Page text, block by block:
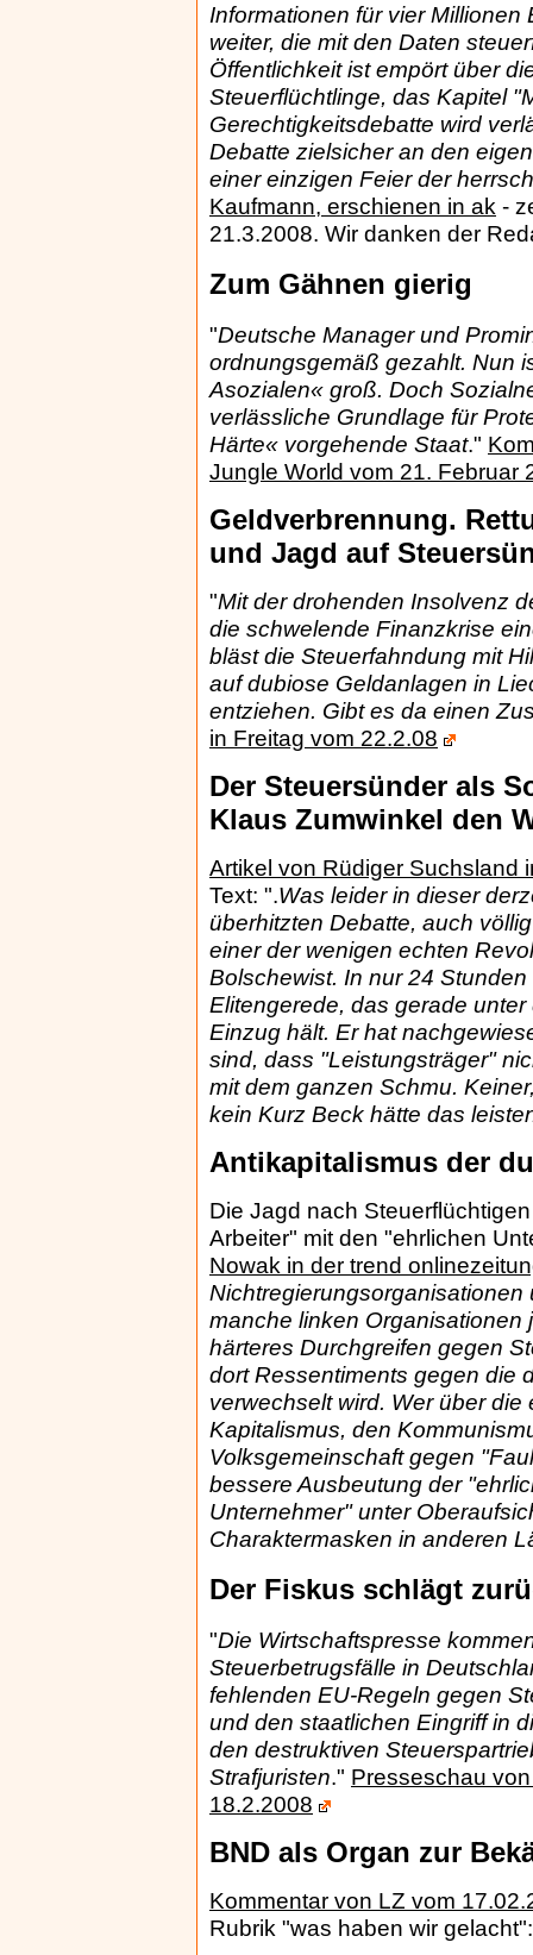
Informationen für vier
weiter, die mit den Daten
Öffentlichkeit ist empört über
Steuerflüchtlinge, das Kapitel
Gerechtigkeitsdebatte wird
Debatte zielsicher an den
einer einzigen Feier der
Kaufmann, erschienen in ak -
21.3.2008. Wir danken der
Zum Gähnen gierig
"Deutsche Manager und
ordnungsgemäß gezahlt. Nun
Asozialen« groß. Doch
verlässliche Grundlage für
Härte« vorgehende Staat."
Jungle World vom 21. Februar
Geldverbrennung.
und Jagd auf
"Mit der drohenden Insolvenz
die schwelende Finanzkrise
bläst die Steuerfahndung mit
auf dubiose Geldanlagen in
entziehen. Gibt es da einen
in Freitag vom 22.2.08
Der Steuersünder als
Klaus Zumwinkel den
Artikel von Rüdiger Suchsland
Text: ".Was leider in dieser
überhitzten Debatte, auch
einer der wenigen echten
Bolschewist. In nur 24
Elitengerede, das gerade
Einzug hält. Er hat
sind, dass "Leistungsträger"
mit dem ganzen Schmu.
kein Kurz Beck hätte das
Antikapitalismus der
Die Jagd nach
Arbeiter" mit den "ehrlichen
Nowak in der trend
manche linken
härteres Durchgreifen gegen
dort Ressentiments gegen die
verwechselt wird. Wer über
Kapitalismus, den
Volksgemeinschaft gegen
bessere Ausbeutung der
Unternehmer" unter
Charaktermasken in anderen
Der Fiskus schlägt
"Die Wirtschaftspresse
Steuerbetrugsfälle in
fehlenden EU-Regeln gegen
und den staatlichen Eingriff in
den destruktiven
Strafjuristen." Presseschau
18.2.2008
BND als Organ zur
Kommentar von LZ vom
Rubrik "was haben wir gelacht":